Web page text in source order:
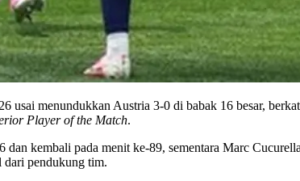
menundukkan Austria 3-0 di babak 16 besar,
Player of the Match.
kembali pada menit ke-89, sementara Marc
dari pendukung tim.